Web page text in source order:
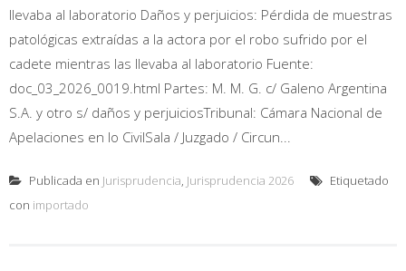
llevaba al laboratorio Daños y perjuicios: Pérdida de muestras
patológicas extraídas a la actora por el robo sufrido por el
cadete mientras las llevaba al laboratorio Fuente:
doc_03_2026_0019.html Partes: M. M. G. c/ Galeno Argentina
S.A. y otro s/ daños y perjuiciosTribunal: Cámara Nacional de
Apelaciones en lo CivilSala / Juzgado / Circun...
Publicada en Jurisprudencia, Jurisprudencia 2026
Etiquetado
con importado